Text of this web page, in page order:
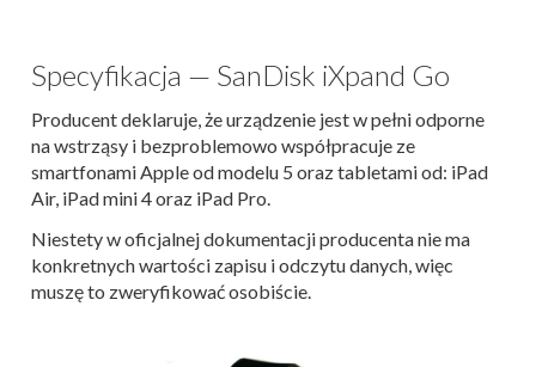
Specyfikacja — SanDisk iXpand Go
Producent deklaruje, że urządzenie jest w pełni odporne
na wstrząsy i bezproblemowo współpracuje ze
smartfonami Apple od modelu 5 oraz tabletami od: iPad
Air, iPad mini 4 oraz iPad Pro.
Niestety w oficjalnej dokumentacji producenta nie ma
konkretnych wartości zapisu i odczytu danych, więc
muszę to zweryfikować osobiście.